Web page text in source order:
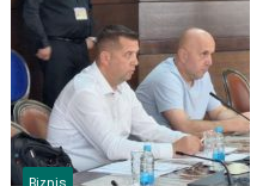
Biznis